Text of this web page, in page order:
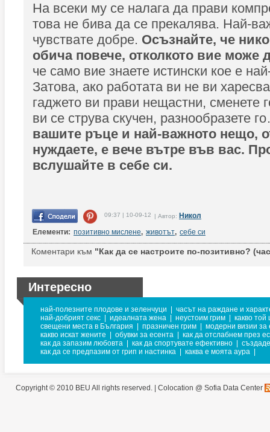
На всеки му се налага да прави
това не бива да се прекалява. Най-
чувствате добре. Осъзнайте, че
обича повече, отколкото вие може
че само вие знаете истински кое е
Затова, ако работата ви не ви
гаджето ви прави нещастни, сменете
ви се струва скучен, разнообразете
вашите ръце и най-важното нещо,
нуждаете, е вече вътре във вас.
вслушайте в себе си.
09:37 | 10-09-12 | Автор: Никол
Елементи: позитивно мислене, животът, себе си
Коментари към "Как да се настроите по-позитивно?
Интересно
най-полезните плодове и зеленчуци
часът на раждане и
най-добрият секс
идеалната жена неустоим грим
какво
свещени места в България
празничен грим
модерни визии за
какво искат жените
обувки за есента
как да отслабнем през
как да запазим любовта
как да спортувате ефективно
как да се предпазим от грип и настинка
каква е моята аура
Copyright © 2010 BEU All rights reserved. | Colocation @ Sofia Data Center